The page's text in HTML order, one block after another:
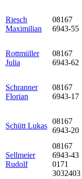
Riesch
Maximilian
08167
6943-55
Rottmüller
Julia
08167
6943-62
Schranner
Florian
08167
6943-17
Schütt Lukas
08167
6943-20
Sellmeier
Rudolf
08167
6943-43
0171
3032403